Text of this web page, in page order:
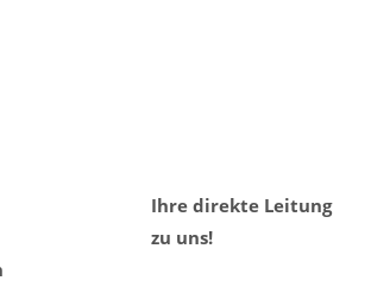
Ihre direkte Leitung
zu uns!